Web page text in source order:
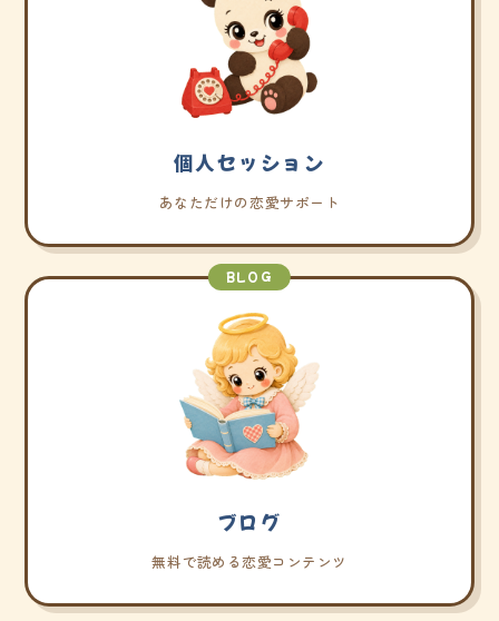
個人セッション
あなただけの恋愛サポート
BLOG
ブログ
無料で読める恋愛コンテンツ